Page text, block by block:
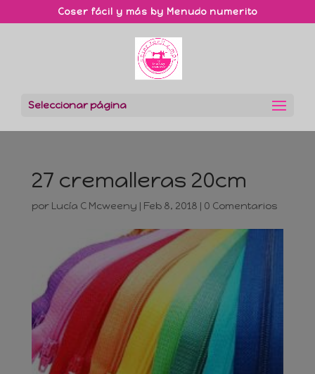
Coser fácil y más by Menudo numerito
Seleccionar página
27 cremalleras 20cm
por Lucía C Mcweeny | Feb 8, 2018 | 0 Comentarios